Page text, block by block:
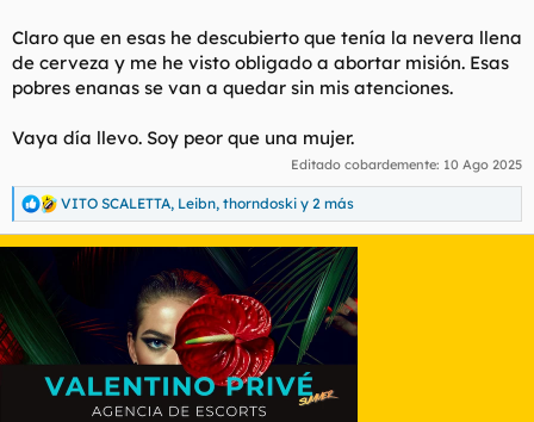
Claro que en esas he descubierto que tenía la nevera llena
de cerveza y me he visto obligado a abortar misión. Esas
pobres enanas se van a quedar sin mis atenciones.
Vaya día llevo. Soy peor que una mujer.
Editado cobardemente: 10 Ago 2025
R
e
a
o
n
e
VITO SCALETTA, Leibn, thorndoski y 2 más